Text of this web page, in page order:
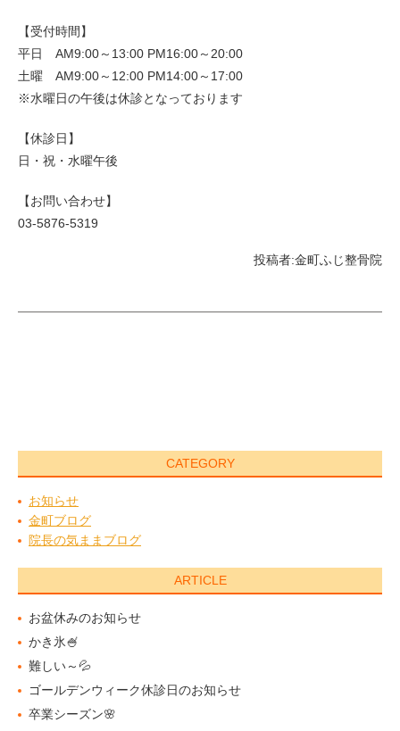
【受付時間】
平日 AM9:00～13:00 PM16:00～20:00
土曜 AM9:00～12:00 PM14:00～17:00
※水曜日の午後は休診となっております
【休診日】
日・祝・水曜午後
【お問い合わせ】
03-5876-5319
投稿者:金町ふじ整骨院
CATEGORY
お知らせ
金町ブログ
院長の気ままブログ
ARTICLE
お盆休みのお知らせ
かき氷🍧
難しい～💦
ゴールデンウィーク休診日のお知らせ
卒業シーズン🌸